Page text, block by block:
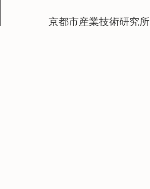
京都市産業技術研究所